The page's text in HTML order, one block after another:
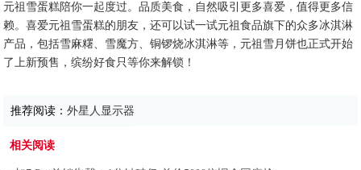
元祖雪蛋糕陪你一起度过。品质美食，自然吸引更多喜爱，值得更多信
赖。喜爱元祖雪蛋糕的朋友，还可以试一试元祖食品旗下的众多冰淇淋
产品，包括雪麻糬、雪魔方、铜锣烧冰淇淋等，元祖雪月饼也正式开始
了上新预售，缤纷好食只等你来解锁！
推荐阅读：外星人显示器
相关阅读